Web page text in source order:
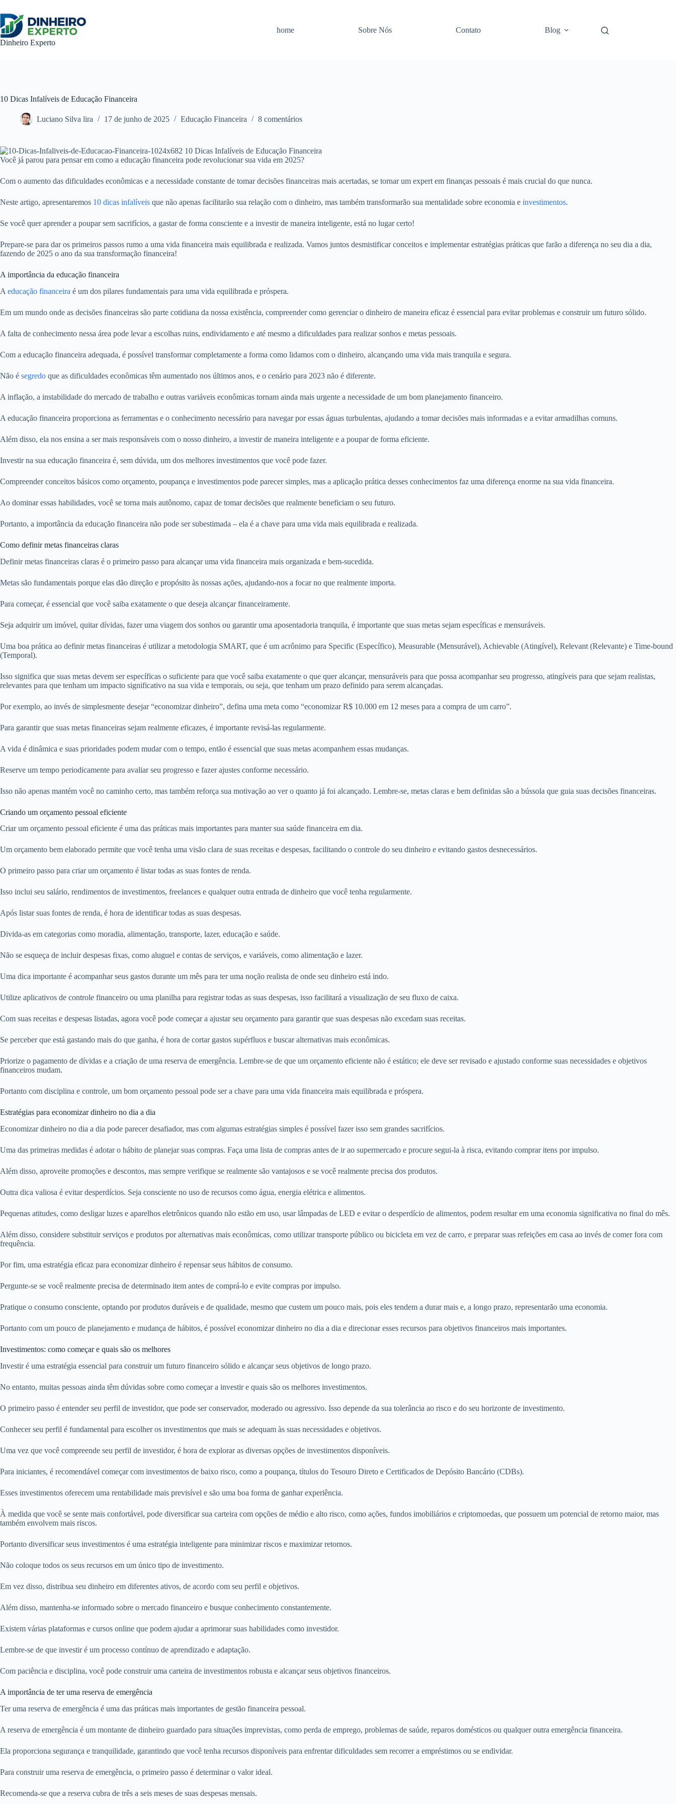
para
conteúdo
Dinheiro Experto
home Sobre Nós Contato Blog
10 Dicas Infalíveis de Educação Financeira
Luciano Silva lira 17 de junho de 2025 Educação Financeira 8 comentários
Você já parou para pensar em como a educação financeira pode revolucionar sua vida em 2025?
Com o aumento das dificuldades econômicas e a necessidade constante de tomar decisões financeiras mais acertadas, se tornar um expert em finanças pessoais é mais crucial do que nunca.
Neste artigo, apresentaremos 10 dicas infalíveis que não apenas facilitarão sua relação com o dinheiro, mas também transformarão sua mentalidade sobre economia e investimentos.
Se você quer aprender a poupar sem sacrifícios, a gastar de forma consciente e a investir de maneira inteligente, está no lugar certo!
Prepare-se para dar os primeiros passos rumo a uma vida financeira mais equilibrada e realizada. Vamos juntos desmistificar conceitos e implementar estratégias práticas que farão a diferença no seu dia a dia,
fazendo de 2025 o ano da sua transformação financeira!
A importância da educação financeira
A educação financeira é um dos pilares fundamentais para uma vida equilibrada e próspera.
Em um mundo onde as decisões financeiras são parte cotidiana da nossa existência, compreender como gerenciar o dinheiro de maneira eficaz é essencial para evitar problemas e construir um futuro sólido.
A falta de conhecimento nessa área pode levar a escolhas ruins, endividamento e até mesmo a dificuldades para realizar sonhos e metas pessoais.
Com a educação financeira adequada, é possível transformar completamente a forma como lidamos com o dinheiro, alcançando uma vida mais tranquila e segura.
Não é segredo que as dificuldades econômicas têm aumentado nos últimos anos, e o cenário para 2023 não é diferente.
A inflação, a instabilidade do mercado de trabalho e outras variáveis econômicas tornam ainda mais urgente a necessidade de um bom planejamento financeiro.
A educação financeira proporciona as ferramentas e o conhecimento necessário para navegar por essas águas turbulentas, ajudando a tomar decisões mais informadas e a evitar armadilhas comuns.
Além disso, ela nos ensina a ser mais responsáveis com o nosso dinheiro, a investir de maneira inteligente e a poupar de forma eficiente.
Investir na sua educação financeira é, sem dúvida, um dos melhores investimentos que você pode fazer.
Compreender conceitos básicos como orçamento, poupança e investimentos pode parecer simples, mas a aplicação prática desses conhecimentos faz uma diferença enorme na sua vida financeira.
Ao dominar essas habilidades, você se torna mais autônomo, capaz de tomar decisões que realmente beneficiam o seu futuro.
Portanto, a importância da educação financeira não pode ser subestimada – ela é a chave para uma vida mais equilibrada e realizada.
Como definir metas financeiras claras
Definir metas financeiras claras é o primeiro passo para alcançar uma vida financeira mais organizada e bem-sucedida.
Metas são fundamentais porque elas dão direção e propósito às nossas ações, ajudando-nos a focar no que realmente importa.
Para começar, é essencial que você saiba exatamente o que deseja alcançar financeiramente.
Seja adquirir um imóvel, quitar dívidas, fazer uma viagem dos sonhos ou garantir uma aposentadoria tranquila, é importante que suas metas sejam específicas e mensuráveis.
Uma boa prática ao definir metas financeiras é utilizar a metodologia SMART, que é um acrônimo para Specific (Específico), Measurable (Mensurável), Achievable (Atingível), Relevant (Relevante) e Time-bound
(Temporal).
Isso significa que suas metas devem ser específicas o suficiente para que você saiba exatamente o que quer alcançar, mensuráveis para que possa acompanhar seu progresso, atingíveis para que sejam realistas,
relevantes para que tenham um impacto significativo na sua vida e temporais, ou seja, que tenham um prazo definido para serem alcançadas.
Por exemplo, ao invés de simplesmente desejar “economizar dinheiro”, defina uma meta como “economizar R$ 10.000 em 12 meses para a compra de um carro”.
Para garantir que suas metas financeiras sejam realmente eficazes, é importante revisá-las regularmente.
A vida é dinâmica e suas prioridades podem mudar com o tempo, então é essencial que suas metas acompanhem essas mudanças.
Reserve um tempo periodicamente para avaliar seu progresso e fazer ajustes conforme necessário.
Isso não apenas mantém você no caminho certo, mas também reforça sua motivação ao ver o quanto já foi alcançado. Lembre-se, metas claras e bem definidas são a bússola que guia suas decisões financeiras.
Criando um orçamento pessoal eficiente
Criar um orçamento pessoal eficiente é uma das práticas mais importantes para manter sua saúde financeira em dia.
Um orçamento bem elaborado permite que você tenha uma visão clara de suas receitas e despesas, facilitando o controle do seu dinheiro e evitando gastos desnecessários.
O primeiro passo para criar um orçamento é listar todas as suas fontes de renda.
Isso inclui seu salário, rendimentos de investimentos, freelances e qualquer outra entrada de dinheiro que você tenha regularmente.
Após listar suas fontes de renda, é hora de identificar todas as suas despesas.
Divida-as em categorias como moradia, alimentação, transporte, lazer, educação e saúde.
Não se esqueça de incluir despesas fixas, como aluguel e contas de serviços, e variáveis, como alimentação e lazer.
Uma dica importante é acompanhar seus gastos durante um mês para ter uma noção realista de onde seu dinheiro está indo.
Utilize aplicativos de controle financeiro ou uma planilha para registrar todas as suas despesas, isso facilitará a visualização de seu fluxo de caixa.
Com suas receitas e despesas listadas, agora você pode começar a ajustar seu orçamento para garantir que suas despesas não excedam suas receitas.
Se perceber que está gastando mais do que ganha, é hora de cortar gastos supérfluos e buscar alternativas mais econômicas.
Priorize o pagamento de dívidas e a criação de uma reserva de emergência. Lembre-se de que um orçamento eficiente não é estático; ele deve ser revisado e ajustado conforme suas necessidades e objetivos
financeiros mudam.
Portanto com disciplina e controle, um bom orçamento pessoal pode ser a chave para uma vida financeira mais equilibrada e próspera.
Estratégias para economizar dinheiro no dia a dia
Economizar dinheiro no dia a dia pode parecer desafiador, mas com algumas estratégias simples é possível fazer isso sem grandes sacrifícios.
Uma das primeiras medidas é adotar o hábito de planejar suas compras. Faça uma lista de compras antes de ir ao supermercado e procure segui-la à risca, evitando comprar itens por impulso.
Além disso, aproveite promoções e descontos, mas sempre verifique se realmente são vantajosos e se você realmente precisa dos produtos.
Outra dica valiosa é evitar desperdícios. Seja consciente no uso de recursos como água, energia elétrica e alimentos.
Pequenas atitudes, como desligar luzes e aparelhos eletrônicos quando não estão em uso, usar lâmpadas de LED e evitar o desperdício de alimentos, podem resultar em uma economia significativa no final do mês.
Além disso, considere substituir serviços e produtos por alternativas mais econômicas, como utilizar transporte público ou bicicleta em vez de carro, e preparar suas refeições em casa ao invés de comer fora com
frequência.
Por fim, uma estratégia eficaz para economizar dinheiro é repensar seus hábitos de consumo.
Pergunte-se se você realmente precisa de determinado item antes de comprá-lo e evite compras por impulso.
Pratique o consumo consciente, optando por produtos duráveis e de qualidade, mesmo que custem um pouco mais, pois eles tendem a durar mais e, a longo prazo, representarão uma economia.
Portanto com um pouco de planejamento e mudança de hábitos, é possível economizar dinheiro no dia a dia e direcionar esses recursos para objetivos financeiros mais importantes.
Investimentos: como começar e quais são os melhores
Investir é uma estratégia essencial para construir um futuro financeiro sólido e alcançar seus objetivos de longo prazo.
No entanto, muitas pessoas ainda têm dúvidas sobre como começar a investir e quais são os melhores investimentos.
O primeiro passo é entender seu perfil de investidor, que pode ser conservador, moderado ou agressivo. Isso depende da sua tolerância ao risco e do seu horizonte de investimento.
Conhecer seu perfil é fundamental para escolher os investimentos que mais se adequam às suas necessidades e objetivos.
Uma vez que você compreende seu perfil de investidor, é hora de explorar as diversas opções de investimentos disponíveis.
Para iniciantes, é recomendável começar com investimentos de baixo risco, como a poupança, títulos do Tesouro Direto e Certificados de Depósito Bancário (CDBs).
Esses investimentos oferecem uma rentabilidade mais previsível e são uma boa forma de ganhar experiência.
À medida que você se sente mais confortável, pode diversificar sua carteira com opções de médio e alto risco, como ações, fundos imobiliários e criptomoedas, que possuem um potencial de retorno maior, mas
também envolvem mais riscos.
Portanto diversificar seus investimentos é uma estratégia inteligente para minimizar riscos e maximizar retornos.
Não coloque todos os seus recursos em um único tipo de investimento.
Em vez disso, distribua seu dinheiro em diferentes ativos, de acordo com seu perfil e objetivos.
Além disso, mantenha-se informado sobre o mercado financeiro e busque conhecimento constantemente.
Existem várias plataformas e cursos online que podem ajudar a aprimorar suas habilidades como investidor.
Lembre-se de que investir é um processo contínuo de aprendizado e adaptação.
Com paciência e disciplina, você pode construir uma carteira de investimentos robusta e alcançar seus objetivos financeiros.
A importância de ter uma reserva de emergência
Ter uma reserva de emergência é uma das práticas mais importantes de gestão financeira pessoal.
A reserva de emergência é um montante de dinheiro guardado para situações imprevistas, como perda de emprego, problemas de saúde, reparos domésticos ou qualquer outra emergência financeira.
Ela proporciona segurança e tranquilidade, garantindo que você tenha recursos disponíveis para enfrentar dificuldades sem recorrer a empréstimos ou se endividar.
Para construir uma reserva de emergência, o primeiro passo é determinar o valor ideal.
Recomenda-se que a reserva cubra de três a seis meses de suas despesas mensais.